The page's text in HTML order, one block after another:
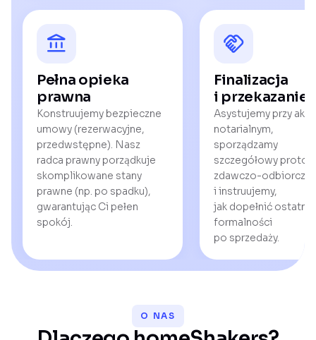
Pełna opieka
prawna
Konstruujemy bezpieczne
umowy (rezerwacyjne,
przedwstępne). Nasz
radca prawny porządkuje
skomplikowane stany
prawne (np. po spadku),
gwarantując Ci pełen
spokój.
Finalizacja
i przekazanie
Asystujemy przy
notarialnym,
sporządzamy
szczegółowy
zdawczo-odbiorczy
i instruujemy,
jak dopełnić
formalności
po sprzedaży.
O NAS